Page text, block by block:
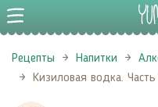
Рецепты Напитки
Кизиловая водка. Часть I